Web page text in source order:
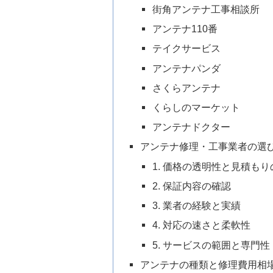
街角アンテナ工事相談所
アンテナ110番
テイクサービス
アンテナパンダ
さくらアンテナ
くらしのマーケット
アンテナドクター
アンテナ修理・工事業者の選
1. 価格の透明性と見積もり
2. 保証内容の確認
3. 業者の経験と実績
4. 対応の速さと柔軟性
5. サービスの範囲と専門性
アンテナの種類と修理費用相